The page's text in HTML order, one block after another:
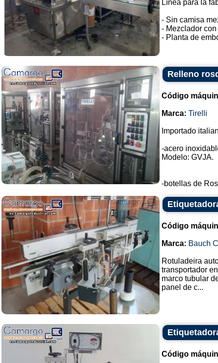
Línea para la
- Sin camisa
- Mezclador
- Planta de
Relleno
Código
Marca: Tirelli
Importado
-acero
Modelo: GVJA.
-botellas de
Código
Marca: Bauch
Rotuladeira
transportador
marco tubular
panel de c...
Código